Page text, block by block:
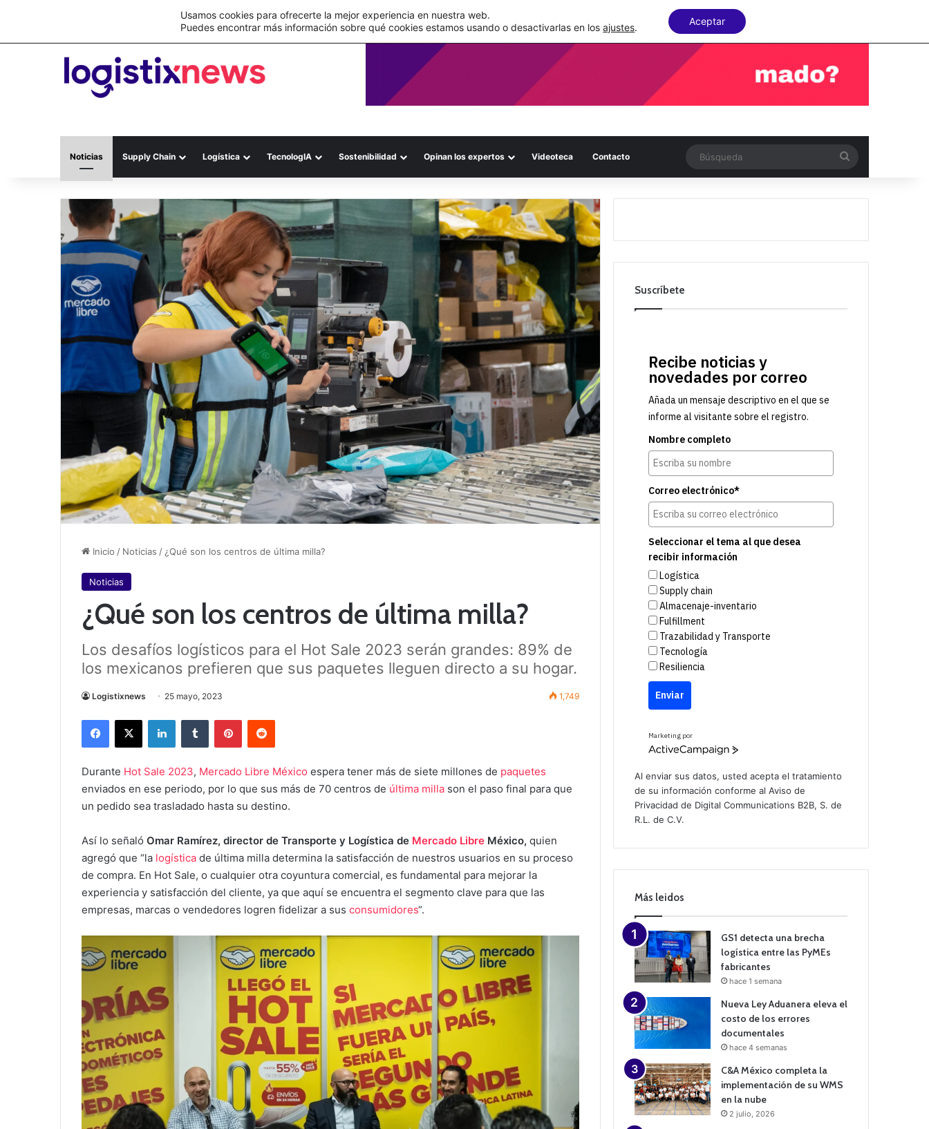
C&A México completa la implementación de su WMS en la nube
Noticias Supply Chain Logística TecnologIA Sostenibilidad Opinan los expertos Videoteca Contacto
Inicio / Noticias / ¿Qué son los centros de última milla?
Noticias
¿Qué son los centros de última milla?
Los desafíos logísticos para el Hot Sale 2023 serán grandes: 89% de
los mexicanos prefieren que sus paquetes lleguen directo a su hogar.
Logistixnews 25 mayo, 2023 1,749
Durante Hot Sale 2023, Mercado Libre México espera tener más de siete millones de paquetes
enviados en ese periodo, por lo que sus más de 70 centros de última milla son el paso final para que
un pedido sea trasladado hasta su destino.
Así lo señaló Omar Ramírez, director de Transporte y Logística de Mercado Libre México, quien
agregó que “la logística de última milla determina la satisfacción de nuestros usuarios en su proceso
de compra. En Hot Sale, o cualquier otra coyuntura comercial, es fundamental para mejorar la
experiencia y satisfacción del cliente, ya que aquí se encuentra el segmento clave para que las
empresas, marcas o vendedores logren fidelizar a sus consumidores“.
Suscríbete
Recibe noticias y
novedades por correo
Añada un mensaje descriptivo en el que se
informe al visitante sobre el registro.
Nombre completo
Correo electrónico*
Seleccionar el tema al que desea
recibir información
Logística
Supply chain
Almacenaje-inventario
Fulfillment
Trazabilidad y Transporte
Tecnología
Resiliencia
Enviar
Marketing por
A
v
e
p
i
n
Al enviar sus datos, usted acepta el tratamiento
de su información conforme alAviso de
Privacidad de Digital Communications B2B, S. de
R.L. de C.V.
Más leidos
GS1 detecta una brecha
logística entre las PyMEs
fabricantes
hace 1 semana
Nueva Ley Aduanera eleva el
costo de los errores
documentales
hace 4 semanas
C&A México completa la
implementación de su WMS
en la nube
2 julio, 2026
Usamos cookies para ofrecerte la mejor experiencia en nuestra web.
Puedes encontrar más información sobre qué cookies estamos usando o desactivarlas en losajustes.
Aceptar